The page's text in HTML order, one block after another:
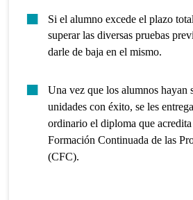
Si el alumno excede el plazo
superar las diversas pruebas
darle de baja en el mismo.
Una vez que los alumnos hayan
unidades con éxito, se les
ordinario el diploma que
Formación Continuada de las
(CFC).